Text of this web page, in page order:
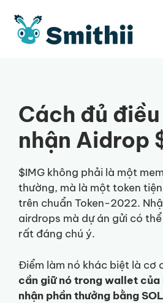
đến
Cách đủ
nhận Aidrop
$IMG không phải là một
thường, mà là một token
trên chuẩn Token-2022.
airdrops mà dự án gửi có
rất đáng chú ý.
Điểm làm nó khác biệt là cơ
cần giữ nó trong wallet của
nhận phần thưởng bằng